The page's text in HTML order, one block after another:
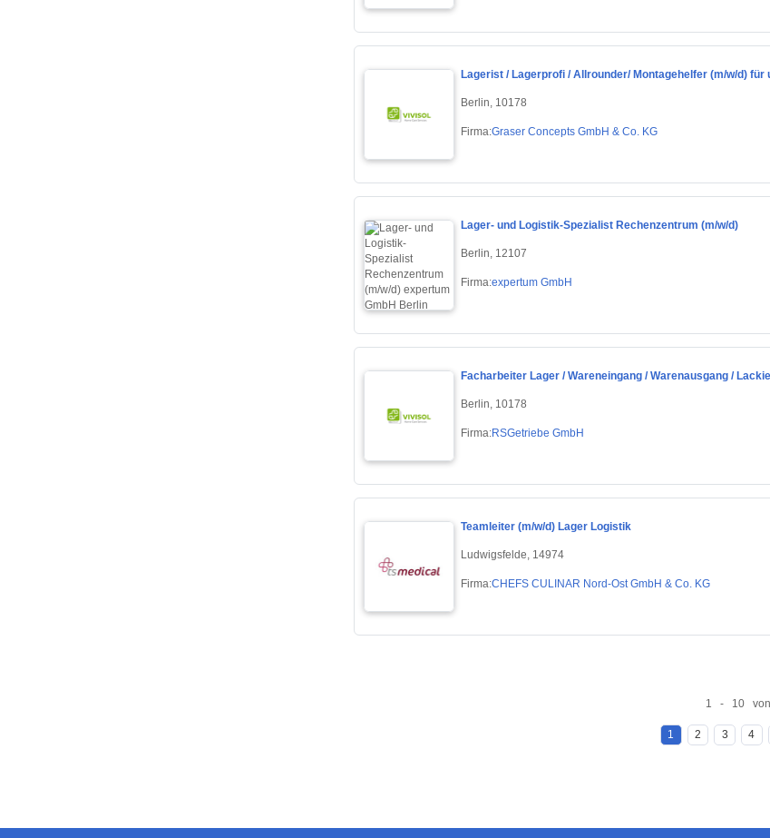
Lagerist / Lagerprofi / Allrounder/ Montagehelfer (m/w/d) für
Berlin, 10178
Firma:Graser Concepts GmbH & Co. KG
Lager- und Logistik-Spezialist Rechenzentrum (m/w/d)
Berlin, 12107
Firma:expertum GmbH
Facharbeiter Lager / Wareneingang / Warenausgang /
Berlin, 10178
Firma:RSGetriebe GmbH
Teamleiter (m/w/d) Lager Logistik
Ludwigsfelde, 14974
Firma:CHEFS CULINAR Nord-Ost GmbH & Co. KG
1 - 10
1 2 3 4